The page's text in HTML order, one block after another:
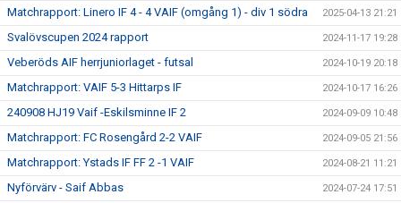
Matchrapport: Linero IF 4 - 4 VAIF (omgång 1) - div 1 södra 2025-04-13 21:21
Svalövscupen 2024 rapport 2024-11-17 19:28
Veberöds AIF herrjuniorlaget - futsal 2024-10-19 20:18
Matchrapport: VAIF 5-3 Hittarps IF 2024-10-17 16:26
240908 HJ19 Vaif -Eskilsminne IF 2 2024-09-09 10:48
Matchrapport: FC Rosengård 2-2 VAIF 2024-09-05 21:56
Matchrapport: Ystads IF FF 2 -1 VAIF 2024-08-21 11:21
Nyförvärv - Saif Abbas 2024-07-24 17:51